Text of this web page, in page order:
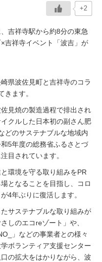
+2
吉祥寺駅から約8分の東急
吉祥寺イベント「波吉」が
県波佐見町と吉祥寺のコラ
きます。
見焼の製造過程で排出され
クルした日本初の副さん肥
どのサステナブルな地域内
5年度の総務省ふるさとづ
目されています。
環境を守る取り組みをPR
となることを目指し、コロ
4年ぶりに復活します。
サステナブルな取り組みが
しのエコreゾート」や、
」などの事業者との様々
ボランティア支援センター
の拡大をはかりながら、波